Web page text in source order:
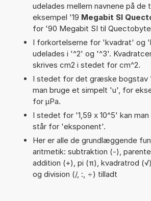
udelades mellem navnene på de
eksempel '19 Megabit SI
for '90 Megabit SI til
I forkortelserne for 'kvadrat' og
udelades i '^2' og '^3'.
skrives cm2 i stedet for cm^2.
I stedet for det græske bogstav
man bruge et simpelt 'u', for
for µPa.
I stedet for '1,59 x 10^5' kan
står for 'eksponent'.
Her er alle de grundlæggende
aritmetik: subtraktion (-),
addition (+), pi (π), kvadratrod
og division (/, :, ÷) tilladt